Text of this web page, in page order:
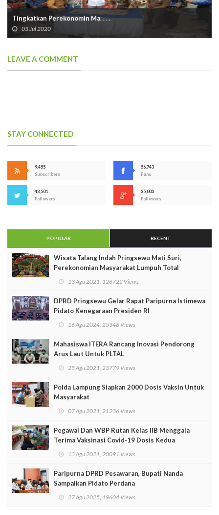
Tingkatkan Perekonomin Ma. . . .
03 Jul 2020
LEAVE A COMMENT
STAY CONNECTED
9,455
Subscribers
56,743
Fans
43,501
Followers
35,003
Followers
POPULAR RECENT
Wisata Talang Indah Pringsewu Mati Suri,
Perekonomian Masyarakat Lumpuh Total
13 Agu 2021, 126722 Views
DPRD Pringsewu Gelar Rapat Paripurna Istimewa
Pidato Kenegaraan Presiden RI
16 Agu 2024, 25346 Views
Mahasiswa ITERA Rancang Inovasi Pendorong
Arus Laut Untuk PLTAL
25 Agu 2021, 23779 Views
Polda Lampung Siapkan 2000 Dosis Vaksin Untuk
Masyarakat
07 Agu 2021, 21236 Views
Pegawai Dan WBP Rutan Kelas IIB Menggala
Terima Vaksinasi Covid-19 Dosis Kedua
13 Agu 2021, 20091 Views
Paripurna DPRD Pesawaran, Bupati Nanda
Sampaikan Pidato Perdana
27 Agu 2025, 19604 Views